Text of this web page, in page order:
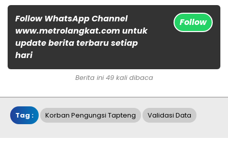
Follow WhatsApp Channel
www.metrolangkat.com untuk
update berita terbaru setiap
hari
Follow
Berita ini 49 kali dibaca
Tag : Korban Pengungsi Tapteng Validasi Data